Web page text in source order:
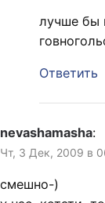
лучше бы
Ответить
nevashamasha:
Чт, 3 Дек, 2009 в
смешно-)